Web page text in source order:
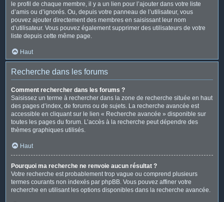
le profil de chaque membre, il y a un lien pour l’ajouter dans votre liste
d’amis ou d’ignorés. Ou, depuis votre panneau de l’utilisateur, vous
pouvez ajouter directement des membres en saisissant leur nom
d’utilisateur. Vous pouvez également supprimer des utilisateurs de votre
liste depuis cette même page.
Haut
Recherche dans les forums
Comment rechercher dans les forums ?
Saisissez un terme à rechercher dans la zone de recherche située en haut
des pages d’index, de forums ou de sujets. La recherche avancée est
accessible en cliquant sur le lien « Recherche avancée » disponible sur
toutes les pages du forum. L’accès à la recherche peut dépendre des
thèmes graphiques utilisés.
Haut
Pourquoi ma recherche ne renvoie aucun résultat ?
Votre recherche est probablement trop vague ou comprend plusieurs
termes courants non indexés par phpBB. Vous pouvez affiner votre
recherche en utilisant les options disponibles dans la recherche avancée.